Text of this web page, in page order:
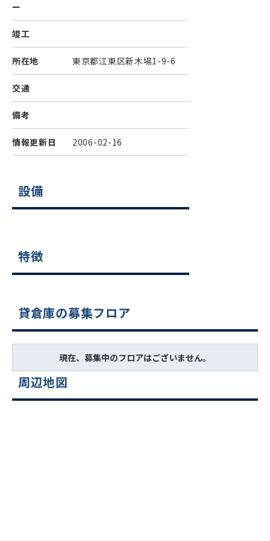
ー
竣工
所在地 東京都江東区新木場1-9-6
交通
備考
情報更新日 2006-02-16
設備
特徴
貸倉庫の募集フロア
現在、募集中のフロアはございません。
周辺地図